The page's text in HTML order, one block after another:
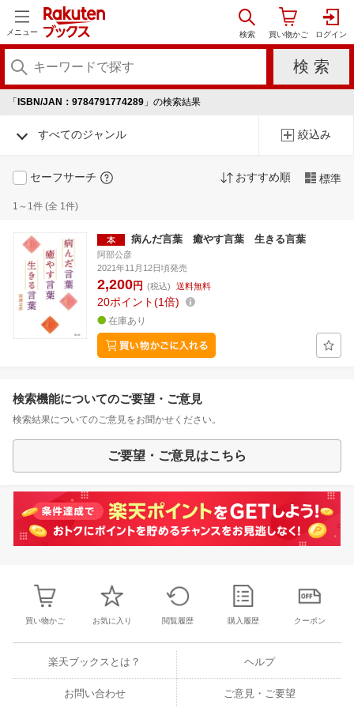
メニュー
「 ISBN/JAN：9784791774289 」の検索結果
すべてのジャンル 絞込み
セーフサーチ おすすめ順 標準
1～1件 (全 1件)
病んだ言葉 癒やす言葉 生きる言葉
阿部公彦
2021年11月12日頃発売
2,200円 (税込) 送料無料
20ポイント 1倍
在庫あり
検索機能についてのご要望・ご意見
検索結果についてのご意見をお聞かせください。
ご要望・ご意見はこちら
買い物かご お気に入り 閲覧履歴 購入履歴 クーポン
楽天ブックスとは？ ヘルプ
お問い合わせ ご意見・ご要望